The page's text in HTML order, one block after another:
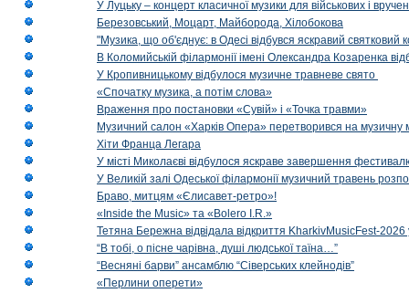
У Луцьку – концерт класичної музики для військових і
Березовський, Моцарт, Майборода, Хілобокова
"Музика, що об'єднує: в Одесі відбувся яскравий
В Коломийській філармонії імені Олександра Козаренка
У Кропивницькому відбулося музичне травневе свято
«Спочатку музика, а потім слова»
Враження про постановки «Сувій» і «Точка травми»
Музичний салон «Харків Опера» перетворився на музичну
Хіти Франца Легара
У місті Миколаєві відбулося яскраве завершення
У Великій залі Одеської філармонії музичний травень
Браво, митцям «Єлисавет-ретро»!
«Inside the Music» та «Bolero I.R.»
Тетяна Бережна відвідала відкриття KharkivMusicFest-2026
“В тобі, о пісне чарівна, душі людської таїна…”
“Весняні барви” ансамблю “Сіверських клейнодів”
«Перлини оперети»